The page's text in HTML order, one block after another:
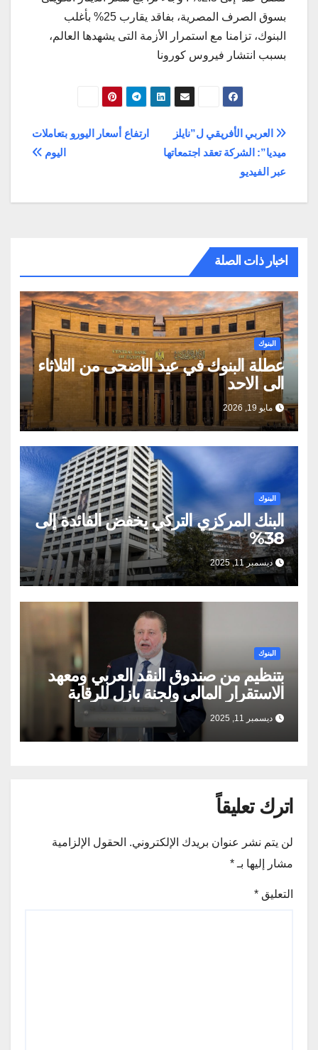
بسوق الصرف المصرية، بفاقد يقارب 25% بأغلب
البنوك، تزامنا مع استمرار الأزمة التى يشهدها العالم،
بسبب انتشار فيروس كورونا
تصفّح
المقالات
ارتفاع أسعار اليورو بتعاملات
اليوم
العربي الأفريقي ل”نايلز
ميديا”: الشركة تعقد اجتمعاتها
عبر الفيديو
اخبار ذات الصلة
البنوك
عطلة البنوك في عيد الأضحى من الثلاثاء
الى الاحد
مايو 19, 2026
البنوك
البنك المركزي التركي يخفض الفائدة إلى
38%
ديسمبر 11, 2025
البنوك
بتنظيم من صندوق النقد العربي ومعهد
الاستقرار المالي ولجنة بازل للرقابة
المصرفية محافظ البنك المركزي
المصري يلقي الكلمة الرئيسية في
الاجتماع السنوي العشرين رفيع المستوى
ديسمبر 11, 2025
اترك تعليقاً
لن يتم نشر عنوان بريدك الإلكتروني. الحقول الإلزامية
مشار إليها بـ *
التعليق *